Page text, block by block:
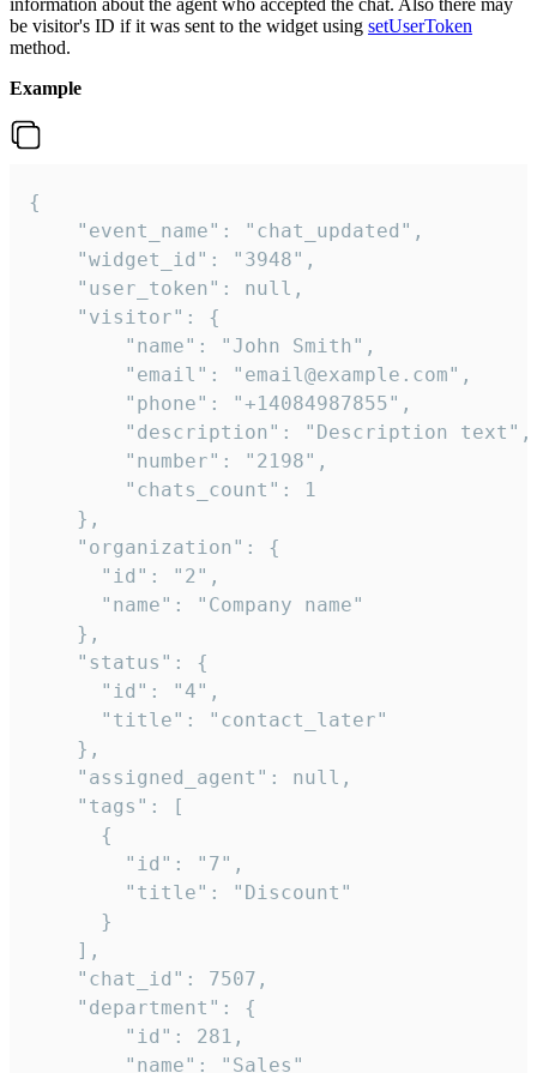
information about the agent who accepted the chat. Also there may
be visitor's ID if it was sent to the widget using setUserToken
method.
Example
{
    "event_name": "chat_updated",
    "widget_id": "3948",
    "user_token": null,
    "visitor": {
        "name": "John Smith",
        "email": "email@example.com",
        "phone": "+14084987855",
        "description": "Description text",
        "number": "2198",
        "chats_count": 1
    },
    "organization": {
      "id": "2",
      "name": "Company name"
    },
    "status": {
      "id": "4",
      "title": "contact_later"
    },
    "assigned_agent": null,
    "tags": [
      {
        "id": "7",
        "title": "Discount"
      }
    ],
    "chat_id": 7507,
    "department": {
        "id": 281,
        "name": "Sales"